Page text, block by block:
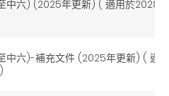
中六) (2025年更新) ( 適用於2028
中六)-補充文件 (2025年更新) ( 適
)